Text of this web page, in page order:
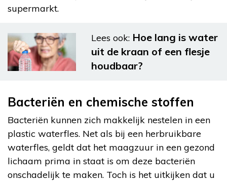
supermarkt.
Lees ook: Hoe lang is water
uit de kraan of een flesje
houdbaar?
Bacteriën en chemische stoffen
Bacteriën kunnen zich makkelijk nestelen in een
plastic waterfles. Net als bij een herbruikbare
waterfles, geldt dat het maagzuur in een gezond
lichaam prima in staat is om deze bacteriën
onschadelijk te maken. Toch is het uitkijken dat u